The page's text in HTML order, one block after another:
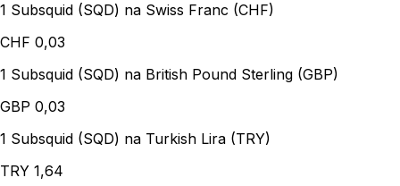
1 Subsquid (SQD) na Swiss Franc (CHF)
CHF 0,03
1 Subsquid (SQD) na British Pound Sterling (GBP)
GBP 0,03
1 Subsquid (SQD) na Turkish Lira (TRY)
TRY 1,64